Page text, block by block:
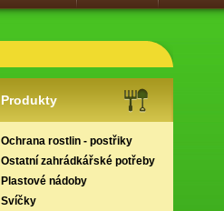
Produkty
Ochrana rostlin - postřiky
Ostatní zahrádkářské potřeby
Plastové nádoby
Svíčky